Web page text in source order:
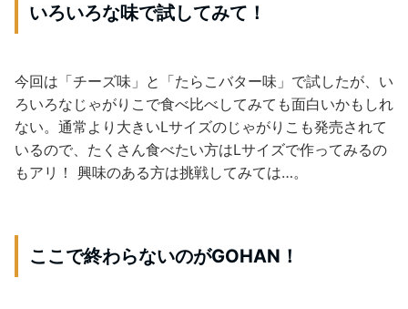
いろいろな味で試してみて！
今回は「チーズ味」と「たらこバター味」で試したが、い
ろいろなじゃがりこで食べ比べしてみても面白いかもしれ
ない。通常より大きいLサイズのじゃがりこも発売されて
いるので、たくさん食べたい方はLサイズで作ってみるの
もアリ！ 興味のある方は挑戦してみては…。
ここで終わらないのがGOHAN！